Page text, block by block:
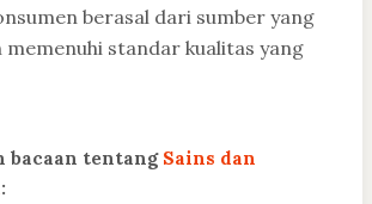
berasal dari sumber yang
memenuhi standar kualitas yang
bacaan tentang Sains dan
: